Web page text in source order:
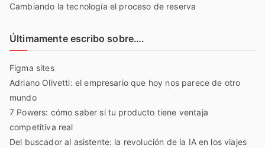
Cambiando la tecnología el proceso de reserva
Últimamente escribo sobre….
Figma sites
Adriano Olivetti: el empresario que hoy nos parece de otro
mundo
7 Powers: cómo saber si tu producto tiene ventaja
competitiva real
Del buscador al asistente: la revolución de la IA en los viajes